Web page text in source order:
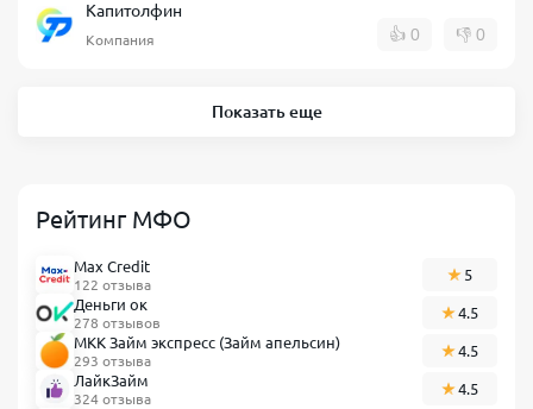
Капитолфин
Компания 👍 0 👎 0
Показать еще
Рейтинг МФО
Max Credit
122 отзыва
5
Деньги ок
278 отзывов
4.5
МКК Займ экспресс (Займ апельсин)
293 отзыва
4.5
ЛайкЗайм
324 отзыва
4.5